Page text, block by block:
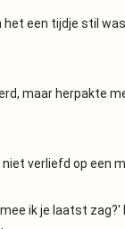
het een tijdje stil
maar herpakte
niet verliefd op een
ik je laatst zag?'